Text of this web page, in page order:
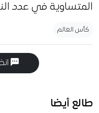
المتساوية في عدد
كأس العالم
طالع أيضا